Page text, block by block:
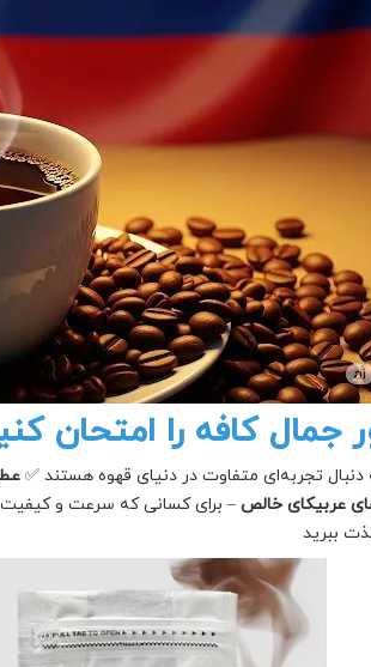
جمال کافه را امتحان
تجربه‌ای متفاوت در دنیای قهوه هستند ✅
عربیکای خالص– برای کسانی که سرعت و کیفیت
ببرید